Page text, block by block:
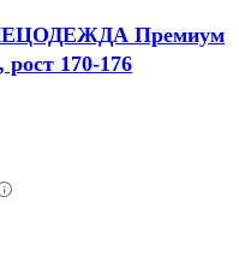
Премиум
170-176